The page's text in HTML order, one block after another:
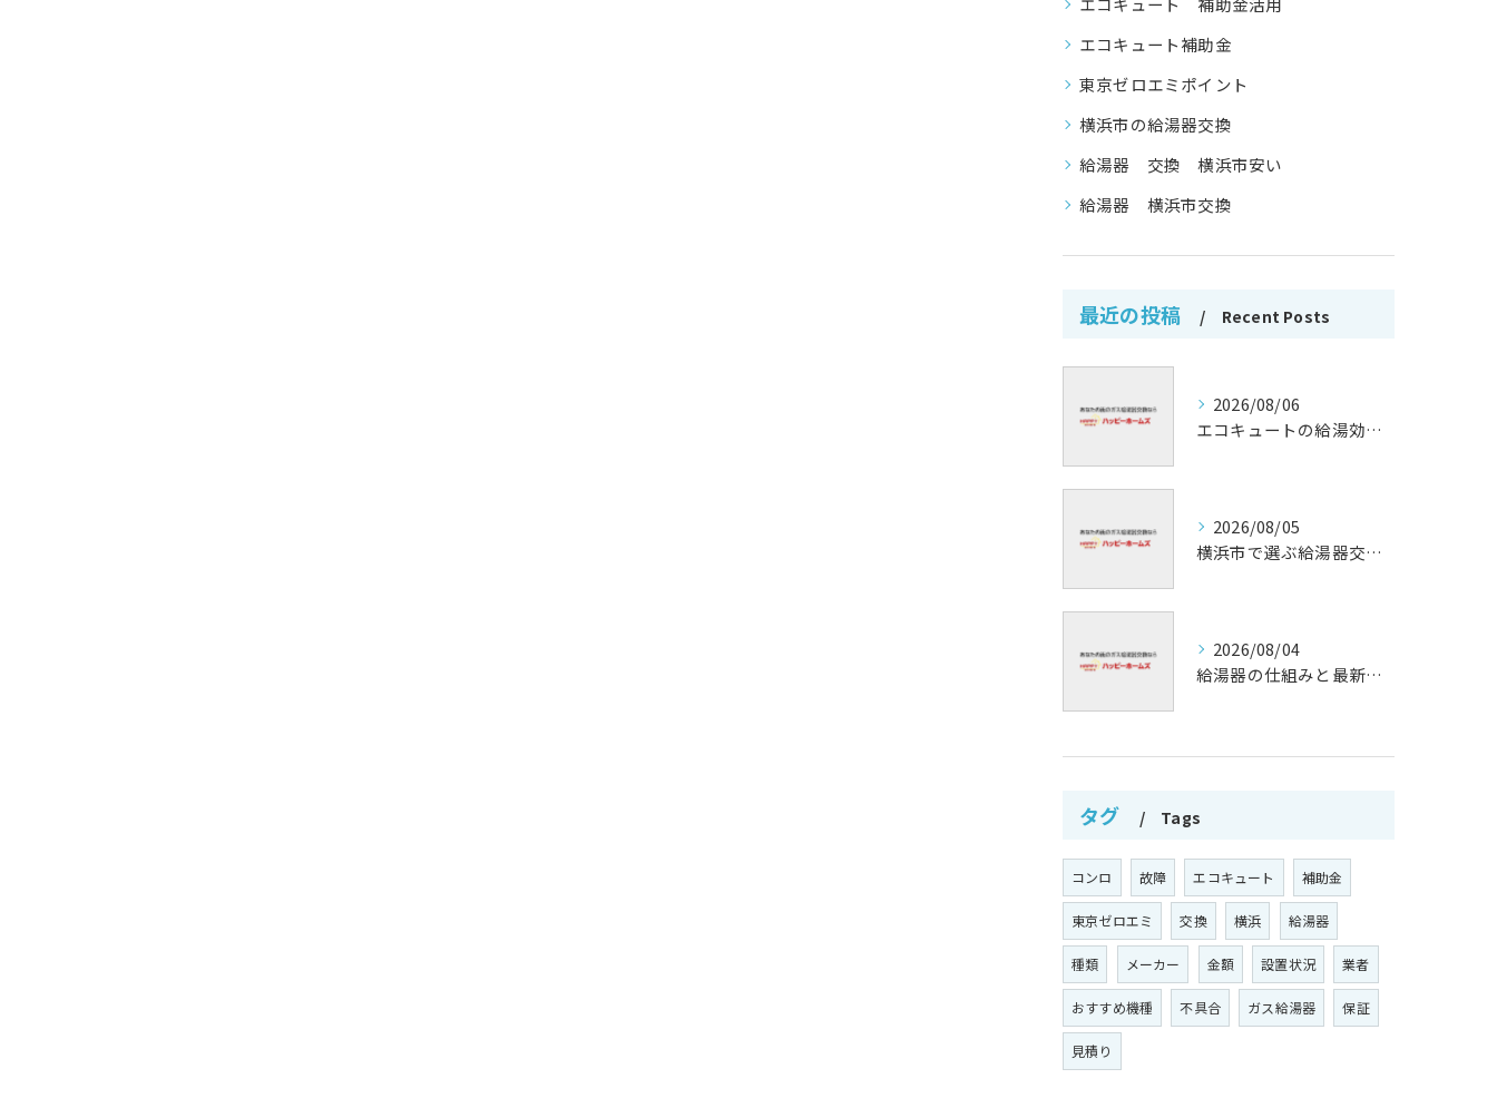
エコキュート補助金
東京ゼロエミポイント
横浜市の給湯器交換
給湯器 交換 横浜市安い
給湯器 横浜市交換
最近の投稿 Recent Posts
2026/08/06
エコキュートの給湯効率と省エネ効果
2026/08/05
横浜市で選ぶ給湯器交換の口コミ分析
2026/08/04
給湯器の仕組みと最新技術解析
タグ Tags
コンロ 故障 エコキュート 補助金
東京ゼロエミ 交換 横浜 給湯器
種類 メーカー 金額 設置状況 業者
おすすめ機種 不具合 ガス給湯器 保証
見積り